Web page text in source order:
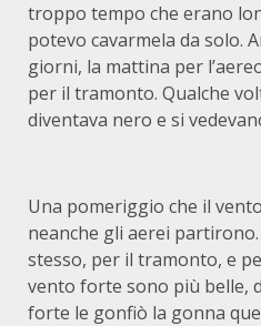
troppo tempo che erano
potevo cavarmela da solo.
giorni, la mattina per
per il tramonto. Qualche
diventava nero e si
Una pomeriggio che il
neanche gli aerei
stesso, per il tramonto, e
vento forte sono più belle,
forte le gonfiò la gonna